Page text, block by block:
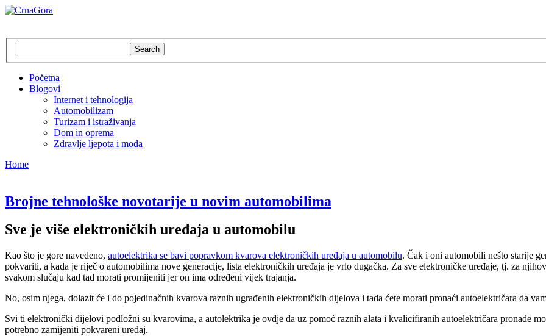
Search
Početna
Blogovi
Internet i tehnologija
Automobilizam
Turizam i istraživanja
Dom in oprema
Zdravlje ljepota i moda
Home
Brojne tehnološke novotarije u novim automobilima
Sve je više elektroničkih uređaja u automobilu
Kao što je gore navedeno, autoelektrika se bavi popravkom kvarova elektroničkih uređaja u automobilu. Čak i oni automobili nešto starije
pokvariti, a kada je riječ o automobilima nove generacije, lista elektroničkih uređaja je vrlo dugačka. Za sve elektroničke uređaje, tj. za
svakom slučaju kad tad morati promijeniti jer on ima određeni vijek trajanja.
No, osim njega, dolazit će i do pojedinačnih kvarova raznih ugrađenih elektroničkih dijelova i tada ćete morati pronaći autoelektričara da
Svi ti elektronički dijelovi podložni su kvarovima, a autolektrika je ovdje da uz pomoć raznih alata i kvalicifiranih autoelektričara pronađe
potrebno zamijeniti pokvareni uređaj.